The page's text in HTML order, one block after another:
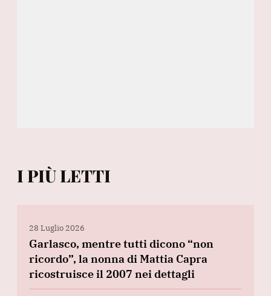
I PIÙ LETTI
28 Luglio 2026
Garlasco, mentre tutti dicono “non
ricordo”, la nonna di Mattia Capra
ricostruisce il 2007 nei dettagli